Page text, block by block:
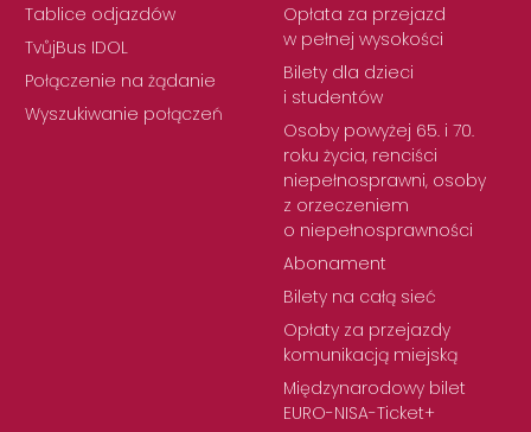
Tablice odjazdów
TvůjBus IDOL
Połączenie na żądanie
Wyszukiwanie połączeń
Opłata za przejazd
w pełnej wysokości
Bilety dla dzieci
i studentów
Osoby powyżej 65. i 70.
roku życia, renciści
niepełnosprawni, osoby
z orzeczeniem
o niepełnosprawności
Abonament
Bilety na całą sieć
Opłaty za przejazdy
komunikacją miejską
Międzynarodowy bilet
EURO-NISA-Ticket+